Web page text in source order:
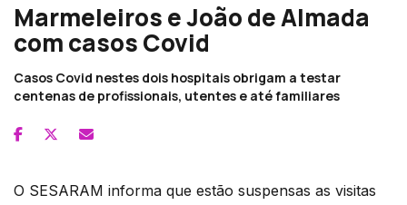
Marmeleiros e João de Almada
com casos Covid
Casos Covid nestes dois hospitais obrigam a testar
centenas de profissionais, utentes e até familiares
O SESARAM informa que estão suspensas as visitas